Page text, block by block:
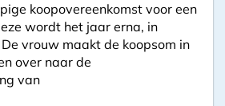
koopovereenkomst voor een
wordt het jaar erna, in
vrouw maakt de koopsom in
over naar de
van